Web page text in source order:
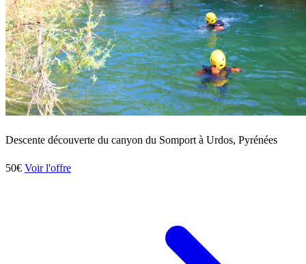
Descente découverte du canyon du Somport à Urdos, Pyrénées
50€ Voir l'offre